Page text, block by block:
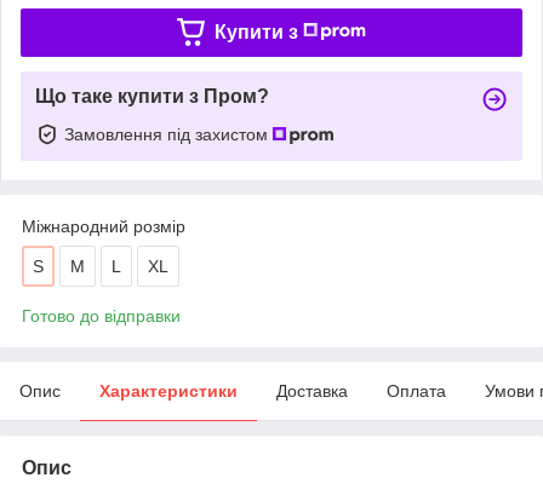
Купити з
Що таке купити з Пром?
Замовлення під захистом
Міжнародний розмір
S M L XL
Готово до відправки
Опис Характеристики Доставка Оплата Умови
Опис